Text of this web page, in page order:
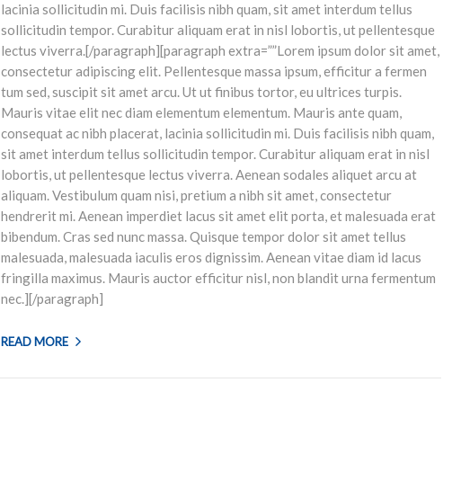
lacinia sollicitudin mi. Duis facilisis nibh quam, sit amet interdum tellus
sollicitudin tempor. Curabitur aliquam erat in nisl lobortis, ut pellentesque
lectus viverra.[/paragraph][paragraph extra=””Lorem ipsum dolor sit amet,
consectetur adipiscing elit. Pellentesque massa ipsum, efficitur a fermen
tum sed, suscipit sit amet arcu. Ut ut finibus tortor, eu ultrices turpis.
Mauris vitae elit nec diam elementum elementum. Mauris ante quam,
consequat ac nibh placerat, lacinia sollicitudin mi. Duis facilisis nibh quam,
sit amet interdum tellus sollicitudin tempor. Curabitur aliquam erat in nisl
lobortis, ut pellentesque lectus viverra. Aenean sodales aliquet arcu at
aliquam. Vestibulum quam nisi, pretium a nibh sit amet, consectetur
hendrerit mi. Aenean imperdiet lacus sit amet elit porta, et malesuada erat
bibendum. Cras sed nunc massa. Quisque tempor dolor sit amet tellus
malesuada, malesuada iaculis eros dignissim. Aenean vitae diam id lacus
fringilla maximus. Mauris auctor efficitur nisl, non blandit urna fermentum
nec.][/paragraph]
READ MORE